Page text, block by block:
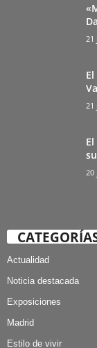
21
21
20
Actualidad
Noticia destacada
Exposiciones
Madrid
Estilo de vivir